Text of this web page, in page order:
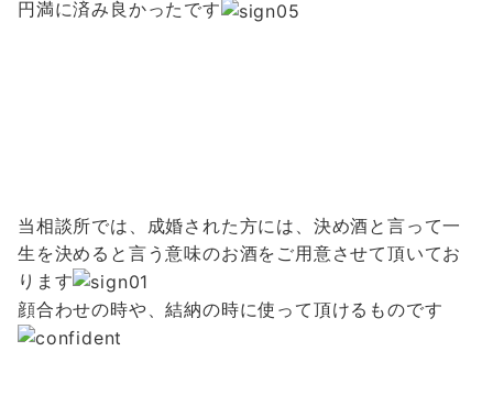
円満に済み良かったです
当相談所では、成婚された方には、決め酒と言って一
生を決めると言う意味のお酒をご用意させて頂いてお
ります
顔合わせの時や、結納の時に使って頂けるものです